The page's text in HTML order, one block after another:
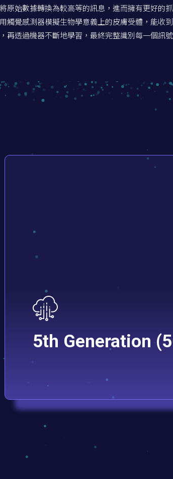
原始數據轉換為較高等的訊息，進而擁有更好的
觸覺感測器模擬生物學意義上的皮膚受體，能收
再透過機器不斷地學習，最終完整識別每一個訊
5th Generation